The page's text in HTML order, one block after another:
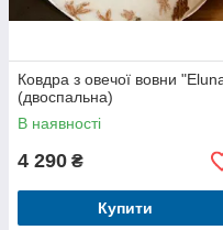
Ковдра з овечої вовни
(двоспальна)
В наявності
4 290 ₴
Купити